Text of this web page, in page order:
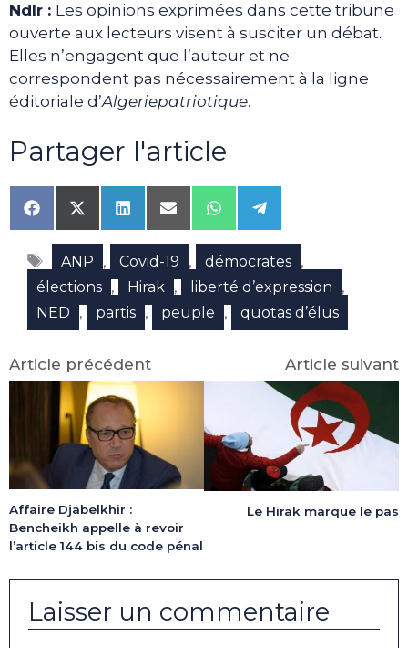
Ndlr : Les opinions exprimées dans cette tribune
ouverte aux lecteurs visent à susciter un débat.
Elles n’engagent que l’auteur et ne
correspondent pas nécessairement à la ligne
éditoriale d’Algeriepatriotique.
Partager l'article
Share
on
Facebook
Share
on
X
(Twitter)
Share
on
LinkedIn
Share
on
Email
Share
on
WhatsApp
Share
on
Telegram
Étiquettes
ANP , Covid-19 , démocrates ,
élections , Hirak , liberté d’expression ,
NED , partis , peuple , quotas d’élus
Article précédent
Affaire Djabelkhir :
Bencheikh appelle à revoir
l’article 144 bis du code pénal
Article suivant
Le Hirak marque le pas
Laisser un commentaire